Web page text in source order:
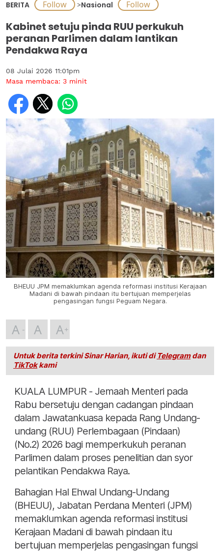
BERITA >Nasional
Kabinet setuju pinda RUU perkukuh
peranan Parlimen dalam lantikan
Pendakwa Raya
08 Julai 2026 11:01pm
Masa membaca: 3 minit
BHEUU JPM memaklumkan agenda reformasi institusi Kerajaan
Madani di bawah pindaan itu bertujuan memperjelas
pengasingan fungsi Peguam Negara.
A A A
Untuk berita terkini Sinar Harian, ikuti di Telegramdan
TikTokkami
KUALA LUMPUR - Jemaah Menteri pada
Rabu bersetuju dengan cadangan pindaan
dalam Jawatankuasa kepada Rang Undang-
undang (RUU) Perlembagaan (Pindaan)
(No.2) 2026 bagi memperkukuh peranan
Parlimen dalam proses penelitian dan syor
pelantikan Pendakwa Raya.
Bahagian Hal Ehwal Undang-Undang
(BHEUU), Jabatan Perdana Menteri (JPM)
memaklumkan agenda reformasi institusi
Kerajaan Madani di bawah pindaan itu
bertujuan memperjelas pengasingan fungsi